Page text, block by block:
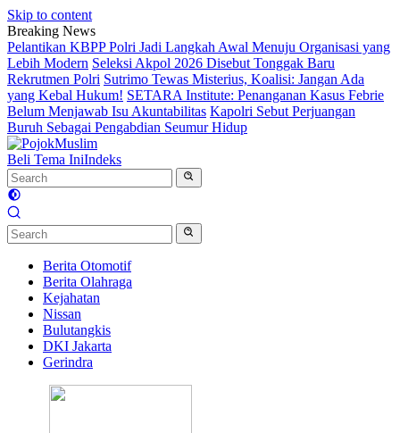
Skip to content
Breaking News
Pelantikan KBPP Polri Jadi Langkah Awal Menuju Organisasi yang
Lebih Modern Seleksi Akpol 2026 Disebut Tonggak Baru
Rekrutmen Polri Sutrimo Tewas Misterius, Koalisi: Jangan Ada
yang Kebal Hukum! SETARA Institute: Penanganan Kasus Febrie
Belum Menjawab Isu Akuntabilitas Kapolri Sebut Perjuangan
Buruh Sebagai Pengabdian Seumur Hidup
Beli Tema IniIndeks
Berita Otomotif
Berita Olahraga
Kejahatan
Nissan
Bulutangkis
DKI Jakarta
Gerindra